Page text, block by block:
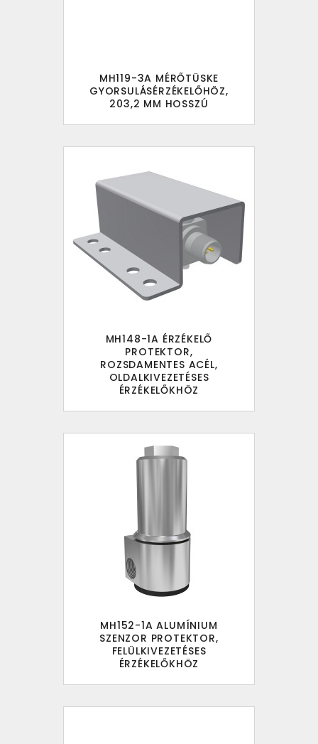
MH119-3A MÉRŐTÜSKE
GYORSULÁSÉRZÉKELŐHÖZ,
203,2 MM HOSSZÚ
MH148-1A ÉRZÉKELŐ
PROTEKTOR,
ROZSDAMENTES ACÉL,
OLDALKIVEZETÉSES
ÉRZÉKELŐKHÖZ
MH152-1A ALUMÍNIUM
SZENZOR PROTEKTOR,
FELÜLKIVEZETÉSES
ÉRZÉKELŐKHÖZ